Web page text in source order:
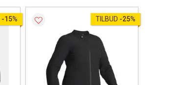
-15% TILBUD -25%